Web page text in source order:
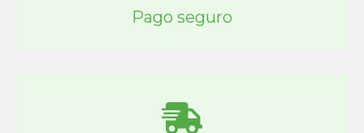
Pago seguro